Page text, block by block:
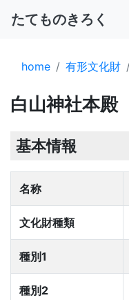
たてものきろく
home 有形文化財
白山神社本殿
基本情報
名称
文化財種類
種別1
種別2